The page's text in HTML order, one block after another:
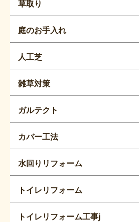
草取り
庭のお手入れ
人工芝
雑草対策
ガルテクト
カバー工法
水回りリフォーム
トイレリフォーム
トイレリフォーム工事j